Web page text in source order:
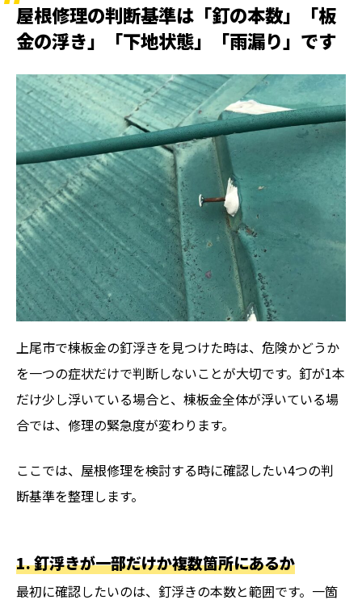
屋根修理の判断基準は「釘の本数」「板
金の浮き」「下地状態」「雨漏り」です
上尾市で棟板金の釘浮きを見つけた時は、危険かどうか
を一つの症状だけで判断しないことが大切です。釘が1本
だけ少し浮いている場合と、棟板金全体が浮いている場
合では、修理の緊急度が変わります。
ここでは、屋根修理を検討する時に確認したい4つの判
断基準を整理します。
1. 釘浮きが一部だけか複数箇所にあるか
最初に確認したいのは、釘浮きの本数と範囲です。一箇